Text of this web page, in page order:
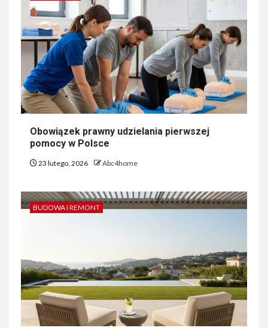
Obowiązek prawny udzielania pierwszej
pomocy w Polsce
23 lutego, 2026 Abc4home
BUDOWA I REMONT